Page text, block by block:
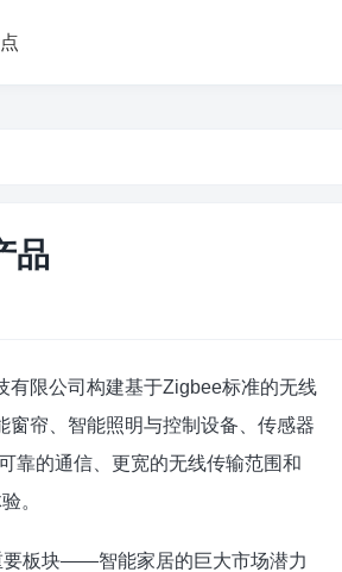
品
限公司构建基于Zigbee标准的无线
帘、智能照明与控制设备、传感器
靠的通信、更宽的无线传输范围和
。
要板块——智能家居的巨大市场潜力